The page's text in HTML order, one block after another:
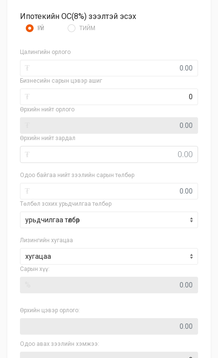
Ипотекийн ОС(8%) зээлтэй эсэх
ҮГҮЙ ТИЙМ
Цалингийн орлого
₮
Бизнесийн сарын цэвэр ашиг
₮
Өрхийн нийт орлого
Өрхийн нийт зардал
₮
Одоо байгаа нийт зээлийн сарын төлбөр
₮
Төлбөл зохих урьдчилгаа төлбөр
Лизингийн хугацаа
хугацаа
Сарын хүү:
Өрхийн цэвэр орлого:
Одоо авах зээлийн хэмжээ: